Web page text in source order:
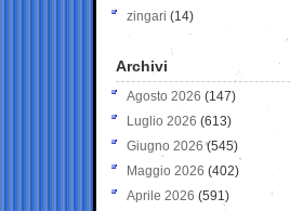
zingari (14)
Archivi
Agosto 2026 (147)
Luglio 2026 (613)
Giugno 2026 (545)
Maggio 2026 (402)
Aprile 2026 (591)